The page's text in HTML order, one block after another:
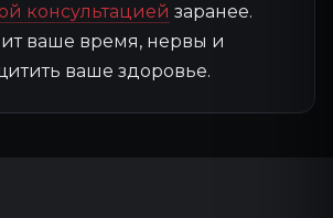
консультацией заранее.
ваше время, нервы и
ваше здоровье.